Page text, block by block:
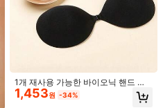
140 재구매
1개 재사용 가능한 바이오닉 핸드 팜
접착식 투명 브라 리프트 테이프 여성
용, 웨딩 촬영 등에 적합, 해변 필수품,
1,453원 -34%